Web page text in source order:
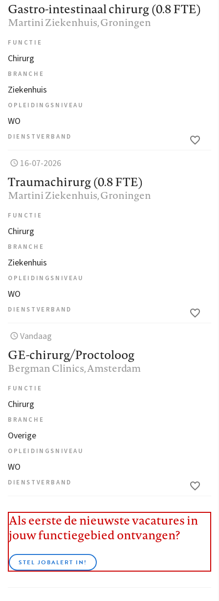
Gastro-intestinaal chirurg (0.8 FTE)
Martini Ziekenhuis, Groningen
FUNCTIE
Chirurg
BRANCHE
Ziekenhuis
OPLEIDINGSNIVEAU
WO
DIENSTVERBAND
16-07-2026
Traumachirurg (0.8 FTE)
Martini Ziekenhuis, Groningen
FUNCTIE
Chirurg
BRANCHE
Ziekenhuis
OPLEIDINGSNIVEAU
WO
DIENSTVERBAND
Vandaag
GE-chirurg/Proctoloog
Bergman Clinics, Amsterdam
FUNCTIE
Chirurg
BRANCHE
Overige
OPLEIDINGSNIVEAU
WO
DIENSTVERBAND
Als eerste de nieuwste vacatures in
jouw functiegebied ontvangen?
STEL JOBALERT IN!